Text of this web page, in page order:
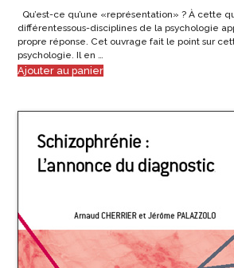
Qu’est-ce qu’une «représentation» ? À cette
différentessous-disciplines de la psychologie
propre réponse. Cet ouvrage fait le point sur
psychologie. Il en …
Ajouter au panier